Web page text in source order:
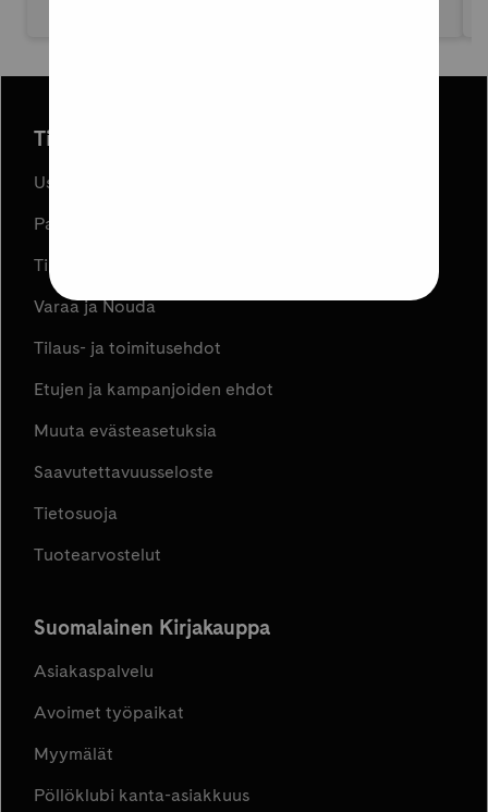
Tilaus ja toimitus
Usein kysyttyä
Palautukset
Tilauksen peruuttaminen
Varaa ja Nouda
Tilaus- ja toimitusehdot
Etujen ja kampanjoiden ehdot
Muuta evästeasetuksia
Saavutettavuusseloste
Tietosuoja
Tuotearvostelut
Suomalainen Kirjakauppa
Asiakaspalvelu
Avoimet työpaikat
Myymälät
Pöllöklubi kanta-asiakkuus